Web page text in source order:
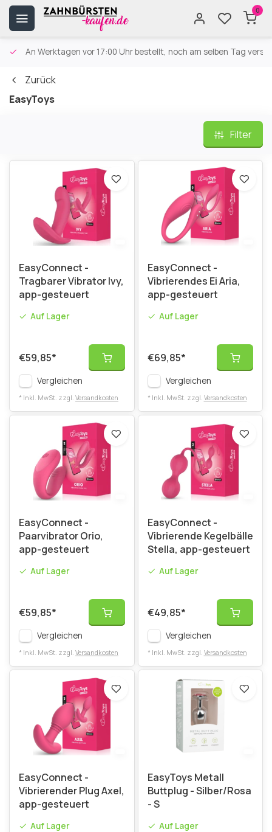
0
An Werktagen vor 17:00 Uhr bestellt, noch am selben Tag
Zurück
EasyToys
Filter
EasyConnect -
Tragbarer Vibrator Ivy,
app-gesteuert
Auf Lager
€59,85*
Vergleichen
* Inkl. MwSt. zzgl. Versandkosten
EasyConnect -
Vibrierendes Ei Aria,
app-gesteuert
Auf Lager
€69,85*
Vergleichen
* Inkl. MwSt. zzgl. Versandkosten
EasyConnect -
Paarvibrator Orio,
app-gesteuert
Auf Lager
€59,85*
Vergleichen
* Inkl. MwSt. zzgl. Versandkosten
EasyConnect -
Vibrierende Kegelbälle
Stella, app-gesteuert
Auf Lager
€49,85*
Vergleichen
* Inkl. MwSt. zzgl. Versandkosten
EasyConnect -
Vibrierender Plug Axel,
app-gesteuert
Auf Lager
EasyToys Metall
Buttplug - Silber/Rosa
- S
Auf Lager